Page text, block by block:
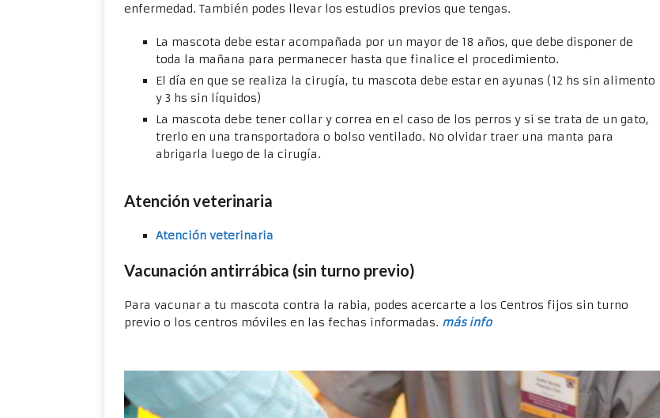
enfermedad. También podes llevar los estudios previos que tengas.
La mascota debe estar acompañada por un mayor de 18 años, que debe disponer de
toda la mañana para permanecer hasta que finalice el procedimiento.
El día en que se realiza la cirugía, tu mascota debe estar en ayunas (12 hs sin alimento
y 3 hs sin líquidos)
La mascota debe tener collar y correa en el caso de los perros y si se trata de un gato,
trerlo en una transportadora o bolso ventilado. No olvidar traer una manta para
abrigarla luego de la cirugía.
Atención veterinaria
Atención veterinaria
Vacunación antirrábica (sin turno previo)
Para vacunar a tu mascota contra la rabia, podes acercarte a los Centros fijos sin turno
previo o los centros móviles en las fechas informadas. más info